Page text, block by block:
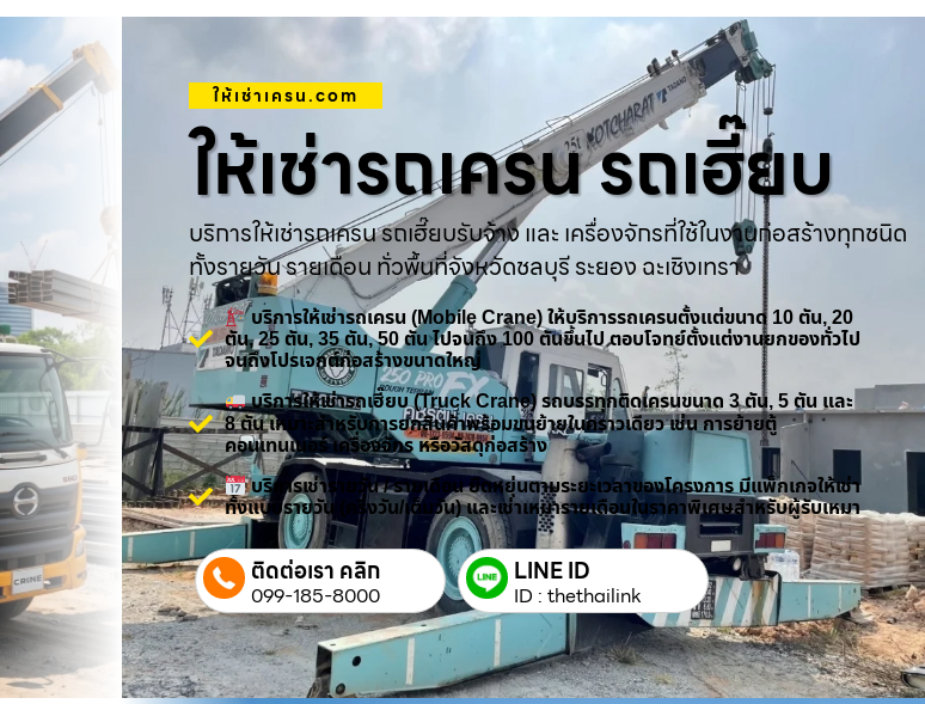
ให้เช่าเครน.com
ให้เช่ารถเครน รถเฮี๊ยบ
บริการให้เช่ารถเครน รถเฮี๊ยบรับจ้าง และ เครื่องจักรที่ใช้ในงานก่อสร้างทุกชนิด
ทั้งรายวัน รายเดือน ทั่วพื้นที่จังหวัดชลบุรี ระยอง ฉะเชิงเทรา
บริการให้เช่ารถเครน (Mobile Crane) ให้บริการรถเครนตั้งแต่ขนาด 10 ตัน, 20
ตัน, 25 ตัน, 35 ตัน, 50 ตัน ไปจนถึง 100 ตันขึ้นไป ตอบโจทย์ตั้งแต่งานยกของทั่วไป
จนถึงโปรเจกต์ก่อสร้างขนาดใหญ่
บริการให้เช่ารถเฮี๊ยบ (Truck Crane) รถบรรทุกติดเครนขนาด 3 ตัน, 5 ตัน และ
8 ตัน เหมาะสำหรับการยกสินค้าพร้อมขนย้ายในคราวเดียว เช่น การย้ายตู้
คอนเทนเนอร์ เครื่องจักร หรือวัสดุก่อสร้าง
บริการเช่ารายวัน / รายเดือน ยืดหยุ่นตามระยะเวลาของโครงการ มีแพ็กเกจให้เช่า
ทั้งแบบรายวัน (ครึ่งวัน/เต็มวัน) และเช่าเหมารายเดือนในราคาพิเศษสำหรับผู้รับเหมา
ติดต่อเรา คลิก
099-185-8000
LINE ID
ID : thethailink